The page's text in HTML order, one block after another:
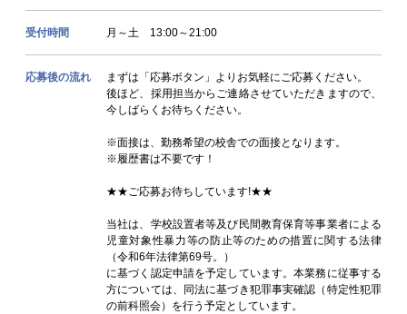
受付時間 月～土 13:00～21:00
応募後の流れ
まずは「応募ボタン」よりお気軽にご応募ください。
後ほど、採用担当からご連絡させていただきますので、
今しばらくお待ちください。
※面接は、勤務希望の校舎での面接となります。
※履歴書は不要です！
★★ご応募お待ちしています!★★
当社は、学校設置者等及び民間教育保育等事業者による
児童対象性暴力等の防止等のための措置に関する法律
（令和6年法律第69号。）
に基づく認定申請を予定しています。本業務に従事する
方については、同法に基づき犯罪事実確認（特定性犯罪
の前科照会）を行う予定としています。